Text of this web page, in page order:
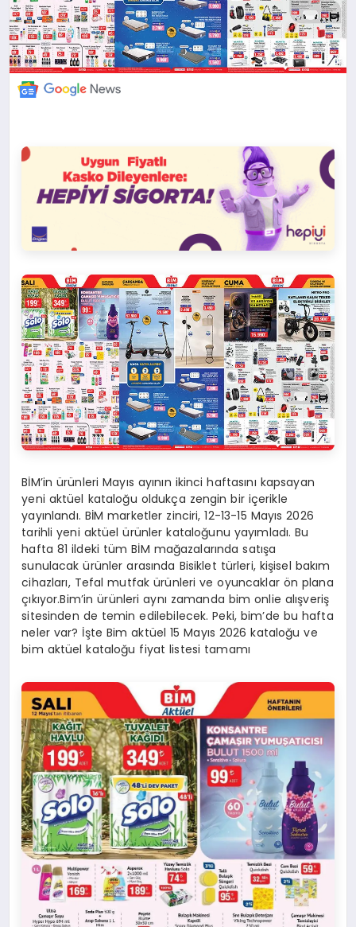
BİM’in ürünleri Mayıs ayının ikinci haftasını kapsayan
yeni aktüel kataloğu oldukça zengin bir içerikle
yayınlandı. BİM marketler zinciri, 12-13-15 Mayıs 2026
tarihli yeni aktüel ürünler kataloğunu yayımladı. Bu
hafta 81 ildeki tüm BİM mağazalarında satışa
sunulacak ürünler arasında Bisiklet türleri, kişisel bakım
cihazları, Tefal mutfak ürünleri ve oyuncaklar ön plana
çıkıyor.Bim’in ürünleri aynı zamanda bim onlie alışveriş
sitesinden de temin edilebilecek. Peki, bim’de bu hafta
neler var? İşte Bim aktüel 15 Mayıs 2026 kataloğu ve
bim aktüel kataloğu fiyat listesi tamamı